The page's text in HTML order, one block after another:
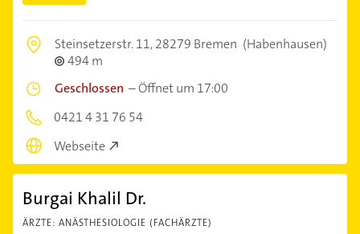
Steinsetzerstr. 11,28279 Bremen (Habenhausen)
494 m
Geschlossen –Öffnet um 17:00
0421 4 31 76 54
Webseite
Burgai Khalil Dr.
ÄRZTE: ANÄSTHESIOLOGIE (FACHÄRZTE)